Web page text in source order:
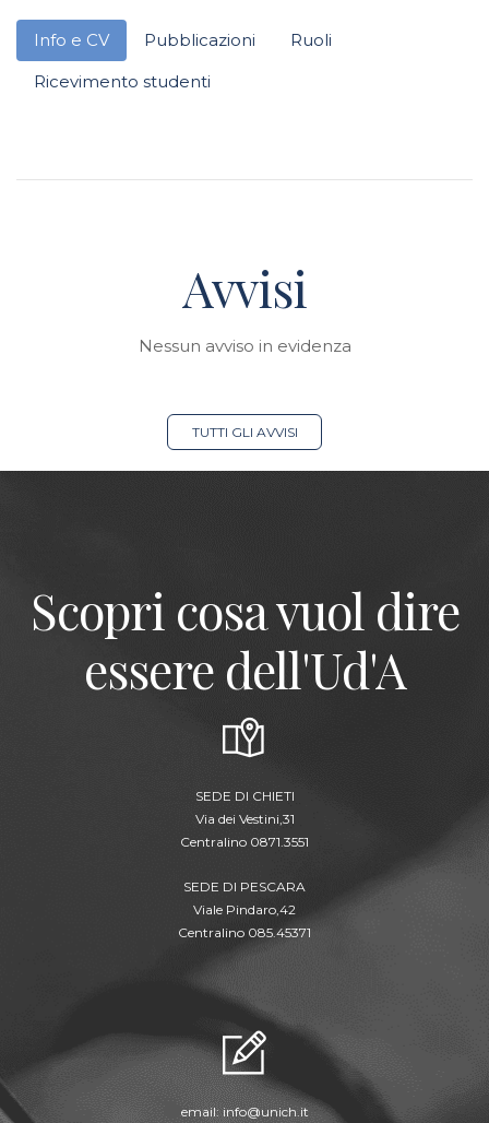
Info e CV Pubblicazioni
Ruoli
Ricevimento studenti
Avvisi
Nessun avviso in evidenza
TUTTI GLI AVVISI
Scopri cosa vuol dire
essere dell'Ud'A
SEDE DI CHIETI
Via dei Vestini,31
Centralino 0871.3551
SEDE DI PESCARA
Viale Pindaro,42
Centralino 085.45371
email: info@unich.it